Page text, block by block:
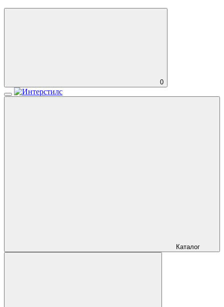
0
Каталог